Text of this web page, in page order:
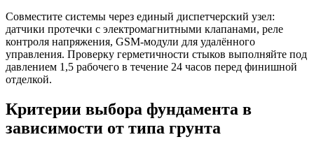
Совместите системы через единый диспетчерский узел:
датчики протечки с электромагнитными клапанами, реле
контроля напряжения, GSM-модули для удалённого
управления. Проверку герметичности стыков выполняйте под
давлением 1,5 рабочего в течение 24 часов перед финишной
отделкой.
Критерии выбора фундамента в
зависимости от типа грунта